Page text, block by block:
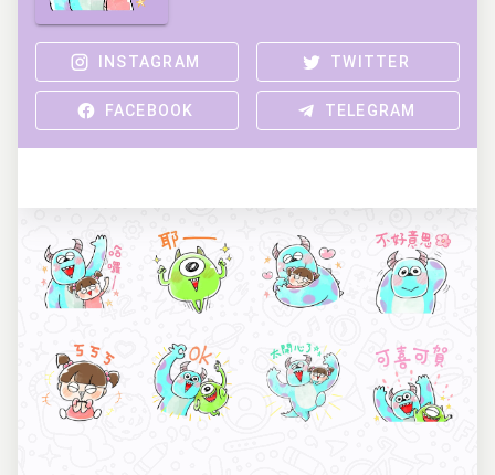
INSTAGRAM TWITTER
FACEBOOK TELEGRAM